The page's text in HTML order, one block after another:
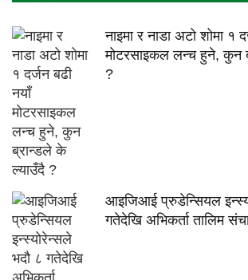
नाइमा र नाडा अटो शोमा १
मोटरसाइकल लन्च हुने, कुन
?
आइजिआई प्रुडेन्सियल
गतेदेखि अभिकर्ता तालिम